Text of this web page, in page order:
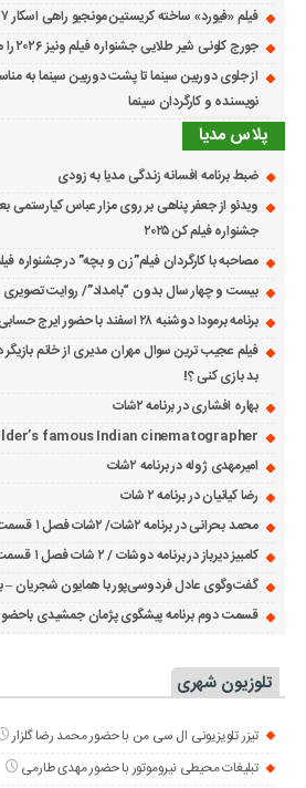
فیلم «فیورد» ساخته کریستین مونجیو راهی اسکار ۲۰۲۷شد
جورج کلونی شیر طلایی جشنواره فیلم ونیز ۲۰۲۶ را می‌گیرد
از جلوی دوربین سینما تا پشت دوربین سینما به
نویسنده و کارگردان سینما
پلاس مدیا
ضبط برنامه افسانه زندگی مدیا به زودی
ویدئو از جعفر پناهی بر روی مزار عباس کیارستمی
جشنواره فیلم کن ۲۰۲۵
مصاحبه با کارگردان فیلم”زن و بچه” در جشنواره فیلم
بیست و چهار سال بدون “بامداد”/ روایت
برنامه برمودا دوشنبه ۲۸ اسفند با حضور ایرج حسابی
فیلم عجیب ترین سوال مهران مدیری از خانم
بد بازی کنی ؟!
بهاره افشاری در برنامه ۲شات
famous Indian cinematographer
امیرمهدی ژوله در برنامه ۲شات
رضا کیانیان در برنامه ۲ شات
محمد بحرانی در برنامه ۲شات/ ۲شات فصل ۱ قسمت ۲
کامبیز دیرباز در برنامه دوشات / ۲ شات فصل ۱ قسمت ۱
گفت‌وگوی عادل فردوسی‌پور با همایون شجریان
قسمت دوم برنامه پیشگوی پژمان جمشیدی باحضور
تلوزیون شهری
تیزر تلویزیونی ال سی من با حضور محمد رضا گلزار
تبلیغات محیطی نیروموتور با حضور مهدی طارمی